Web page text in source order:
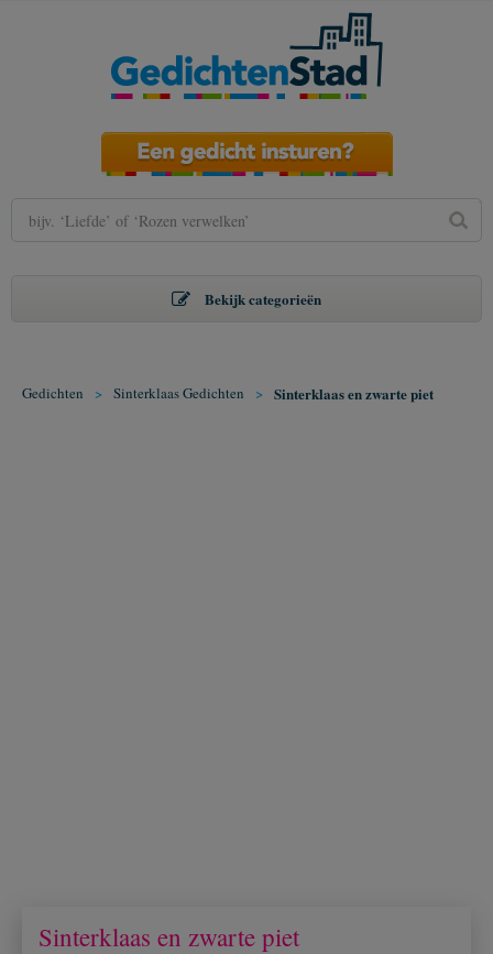
Bekijk categorieën
Gedichten > Sinterklaas Gedichten > Sinterklaas en zwarte piet
Sinterklaas en zwarte piet